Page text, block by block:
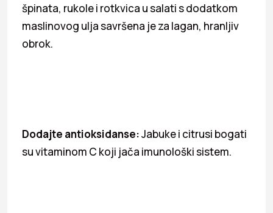
špinata, rukole i rotkvica u salati s dodatkom
maslinovog ulja savršena je za lagan, hranljiv
obrok.
Dodajte antioksidanse:Jabuke i citrusi bogati
su vitaminom C koji jača imunološki sistem.